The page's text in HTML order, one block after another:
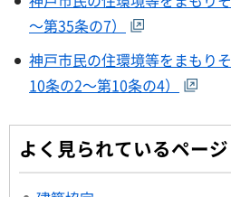
～第35条の7）
神戸市民の住環境等をまもり
10条の2～第10条の4）
よく見られているページ